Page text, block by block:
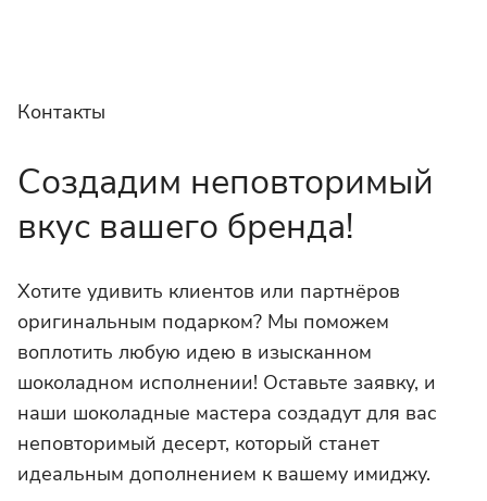
Контакты
Создадим неповторимый
вкус вашего бренда!
Хотите удивить клиентов или партнёров
оригинальным подарком? Мы поможем
воплотить любую идею в изысканном
шоколадном исполнении! Оставьте заявку, и
наши шоколадные мастера создадут для вас
неповторимый десерт, который станет
идеальным дополнением к вашему имиджу.